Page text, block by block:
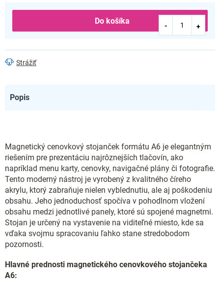
Do košíka
Strážiť
Popis
Magnetický cenovkový stojanček formátu A6 je elegantným
riešením pre prezentáciu najrôznejších tlačovín, ako
napríklad menu karty, cenovky, navigačné plány či fotografie.
Tento moderný nástroj je vyrobený z kvalitného číreho
akrylu, ktorý zabraňuje nielen vyblednutiu, ale aj poškodeniu
obsahu. Jeho jednoduchosť spočíva v pohodlnom vložení
obsahu medzi jednotlivé panely, ktoré sú spojené magnetmi.
Stojan je určený na vystavenie na viditeľné miesto, kde sa
vďaka svojmu spracovaniu ľahko stane stredobodom
pozornosti.
Hlavné prednosti magnetického cenovkového stojančeka
A6: